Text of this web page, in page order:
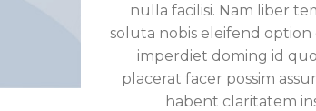
nulla facilisi. Nam liber
soluta nobis eleifend option
imperdiet doming id
placerat facer possim
habent claritatem